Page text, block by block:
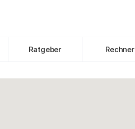
Ratgeber Rechner